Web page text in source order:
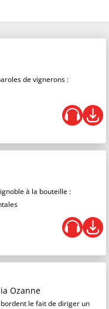
de vignerons :
à la bouteille :
Ozanne
le fait de diriger un